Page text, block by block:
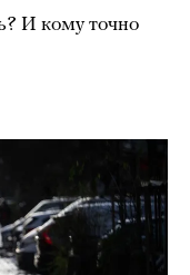
И кому точно